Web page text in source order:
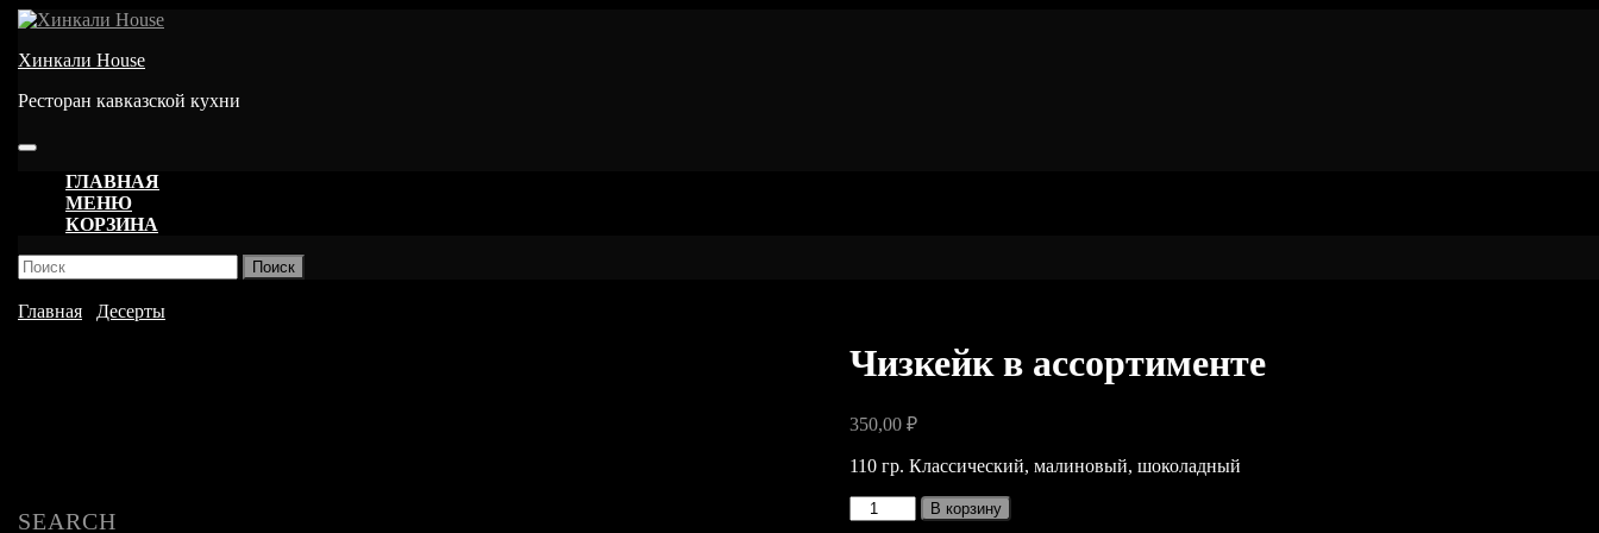
Перейти
содержимому
Хинкали House
Ресторан кавказской кухни
Кнопка
ОткрытьГЛАВНАЯ
МЕНЮ
КОРЗИНА
КНОПКА
ЗАКРЫТЬ
Найти:
Главная Десерты
Чизкейк в ассортименте
350,00 ₽
110 гр. Классический, малиновый, шоколадный
Количество
товара
В корзину
SEARCH